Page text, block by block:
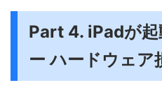
Part 4. iPadが
ー ハードウェア